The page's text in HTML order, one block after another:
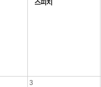
스피치
3